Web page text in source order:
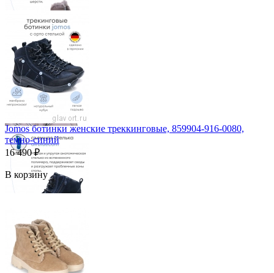
Jomos ботинки женские треккинговые, 859904-916-0080,
темно-синий
16 490 ₽
В корзину